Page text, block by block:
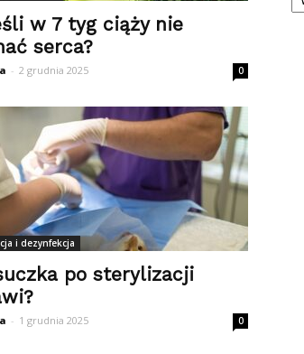
w 7 tyg ciąży nie
serca?
- 2 grudnia 2025 0
i dezynfekcja
po sterylizacji
- 1 grudnia 2025 0